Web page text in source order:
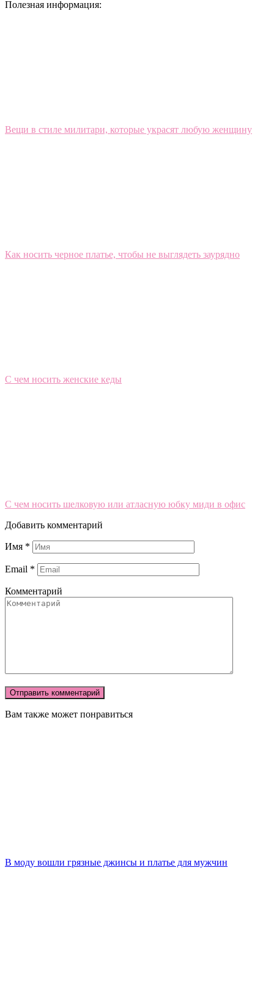
Полезная информация:
Вещи в стиле милитари, которые украсят любую женщину
Как носить черное платье, чтобы не выглядеть заурядно
С чем носить женские кеды
С чем носить шелковую или атласную юбку миди в офис
Добавить комментарий
Имя *
Email *
Комментарий
Вам также может понравиться
В моду вошли грязные джинсы и платье для мужчин